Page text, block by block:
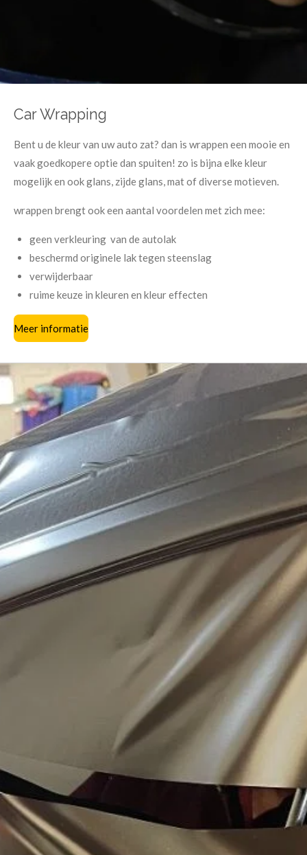
Car Wrapping
Bent u de kleur van uw auto zat? dan is wrappen een mooie en
vaak goedkopere optie dan spuiten! zo is bijna elke kleur
mogelijk en ook glans, zijde glans, mat of diverse motieven.
wrappen brengt ook een aantal voordelen met zich mee:
geen verkleuring van de autolak
beschermd originele lak tegen steenslag
verwijderbaar
ruime keuze in kleuren en kleur effecten
Meer informatie